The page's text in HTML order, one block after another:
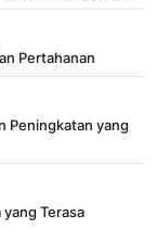
Pertahanan
Peningkatan yang
Terasa